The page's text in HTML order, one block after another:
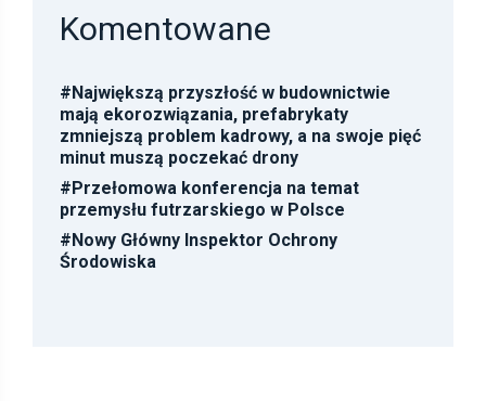
Komentowane
#Największą przyszłość w budownictwie
mają ekorozwiązania, prefabrykaty
zmniejszą problem kadrowy, a na swoje pięć
minut muszą poczekać drony
#Przełomowa konferencja na temat
przemysłu futrzarskiego w Polsce
#Nowy Główny Inspektor Ochrony
Środowiska